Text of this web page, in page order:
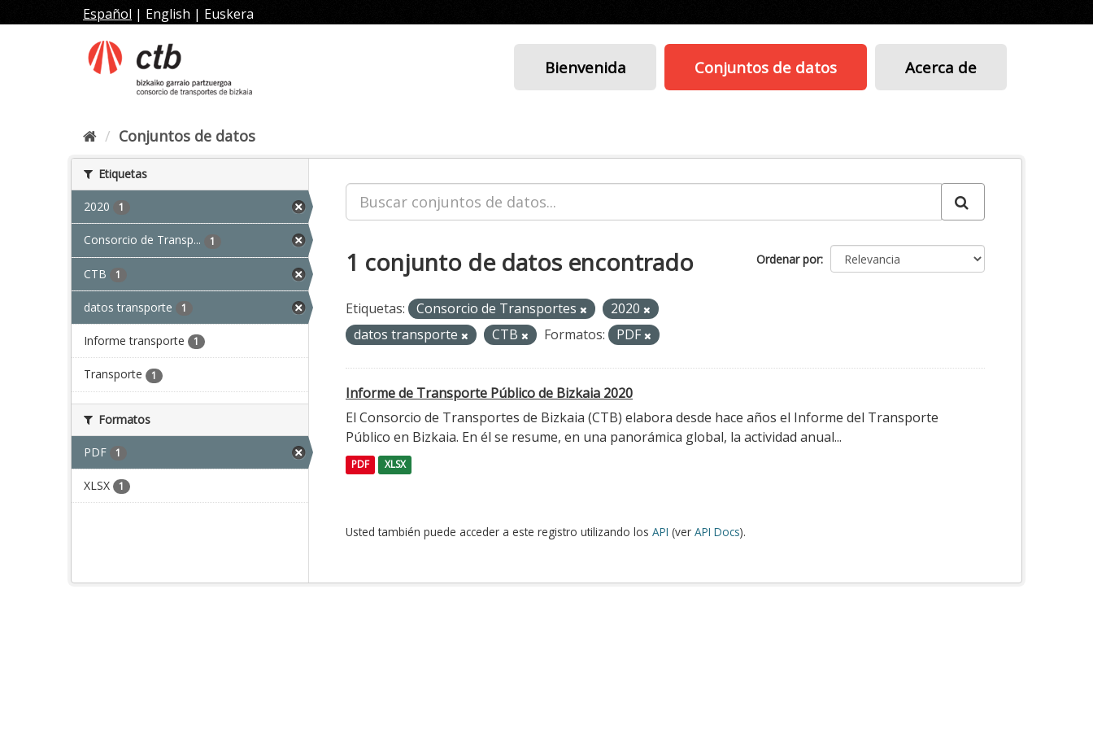
al
Español | English | Euskera
Bienvenida Conjuntos de datos Acerca de
Conjuntos de datos
Etiquetas
2020 1
Consorcio de Transp... 1
CTB 1
datos transporte 1
Informe transporte 1
Transporte 1
Formatos
PDF 1
XLSX 1
Ordenar por
1 conjunto de datos encontrado
Etiquetas: Consorcio de Transportes
2020
datos transporte
CTB Formatos: PDF
Informe de Transporte Público de Bizkaia 2020
El Consorcio de Transportes de Bizkaia (CTB) elabora desde hace años el Informe del Transporte
Público en Bizkaia. En él se resume, en una panorámica global, la actividad anual...
PDF XLSX
Usted también puede acceder a este registro utilizando los API (ver API Docs).